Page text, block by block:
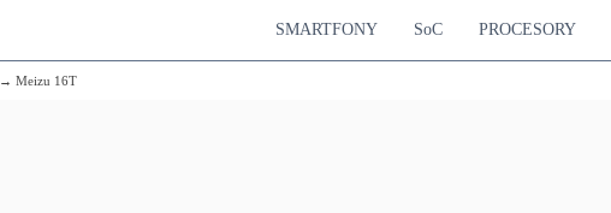
SMARTFONY SoC PROCESORY
→ Meizu 16T